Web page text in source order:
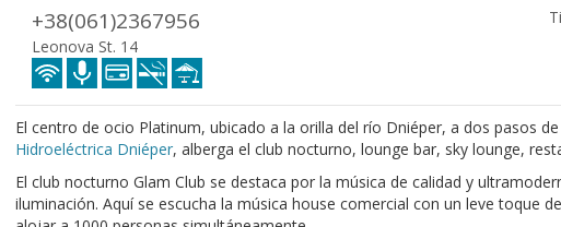
+38(061)2367956
Leonova St. 14
El centro de ocio Platinum, ubicado a la orilla del río Dniéper, a dos pasos
Hidroeléctrica Dniéper, alberga el club nocturno, lounge bar, sky lounge,
El club nocturno Glam Club se destaca por la música de calidad y
iluminación. Aquí se escucha la música house comercial con un leve toque